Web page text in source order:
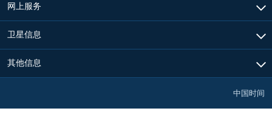
网上服务
卫星信息
其他信息
中国时间